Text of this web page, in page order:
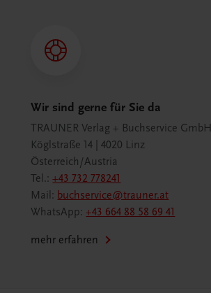
Wir sind gerne für Sie da
TRAUNER Verlag + Buchservice GmbH
Köglstraße 14 | 4020 Linz
Österreich/Austria
Tel.:+43 732 778241
Mail: buchservice@trauner.at
WhatsApp:+43 664 88 58 69 41
mehr erfahren